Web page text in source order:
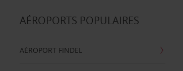
AÉROPORTS POPULAIRES
AÉROPORT FINDEL